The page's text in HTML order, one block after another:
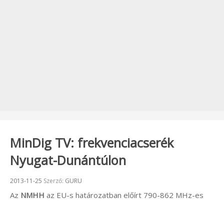
MinDig TV: frekvenciacserék
Nyugat-Dunántúlon
Beküldve:
2013-11-25 Szerző: GURU
Az NMHH az EU-s határozatban előírt 790-862 MHz-es